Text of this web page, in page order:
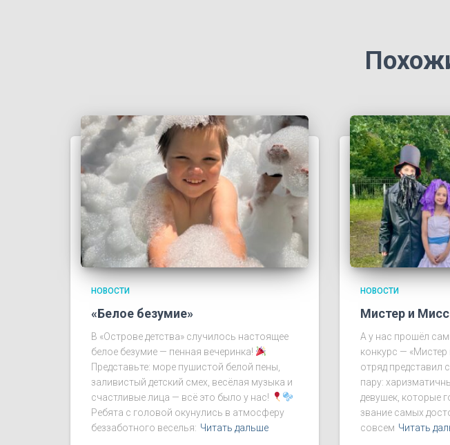
НОВОСТИ
«Белое безумие»
В «Острове детства» случилось настоящее
белое безумие — пенная вечеринка!
Представьте: море пушистой белой пены,
заливистый детский смех, весёлая музыка и
счастливые лица — всё это было у нас!
Ребята с головой окунулись в атмосферу
беззаботного веселья: Читать дальше
НОВОСТИ
Мистер и Мисс
А у нас прошёл
конкурс —
отряд представил
пару:
девушек, которые
звание самых
совсем Читать